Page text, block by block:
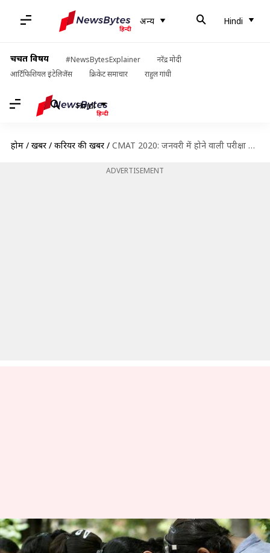
अन्य Hindi
चर्चित विषय #NewsBytesExplainer
नरेंद्र मोदी
आर्टिफिशियल इंटेलिजेंस
क्रिकेट समाचार राहुल गांधी
Hindi
होम / खबरें / करियर की खबरें / CMAT 2020: जनवरी में होने वाली परीक्षा के लिए एक महीने में ऐसे करें तैयारी
ADVERTISEMENT
CMAT 2020: जनवरी में होने वाली